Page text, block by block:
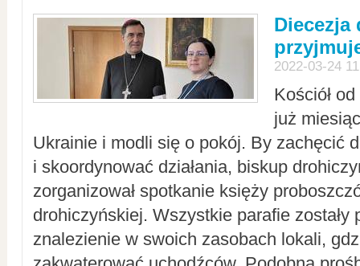
Diecezja
2022-03-24
Kościół
już
Ukrainie i modli się o pokój. By zachęcić
i skoordynować działania, biskup
zorganizował spotkanie księży
drohiczyńskiej. Wszystkie parafie zostały
znalezienie w swoich zasobach lokali,